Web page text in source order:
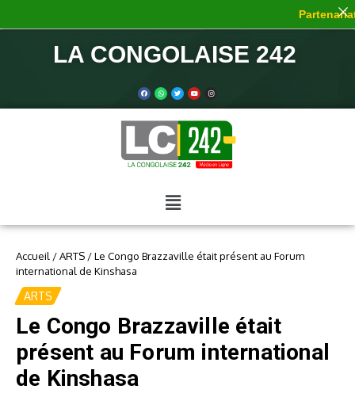
LA CONGOLAISE 242
Accueil /ARTS /Le Congo Brazzaville était présent au Forum
international de Kinshasa
ARTS
Le Congo Brazzaville était
présent au Forum international
de Kinshasa
Partenariat